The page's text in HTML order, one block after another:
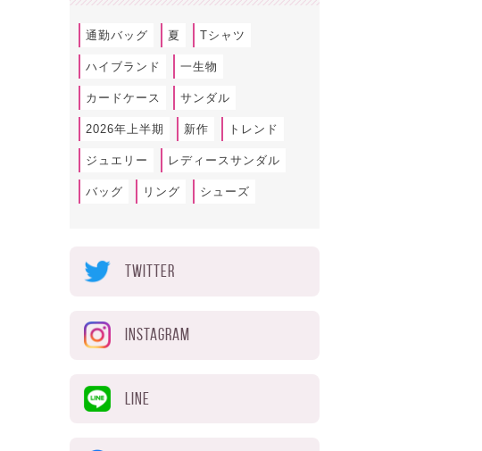
通勤バッグ 夏 Tシャツ
ハイブランド 一生物
カードケース サンダル
2026年上半期 新作 トレンド
ジュエリー レディースサンダル
バッグ リング シューズ
TWITTER
INSTAGRAM
LINE